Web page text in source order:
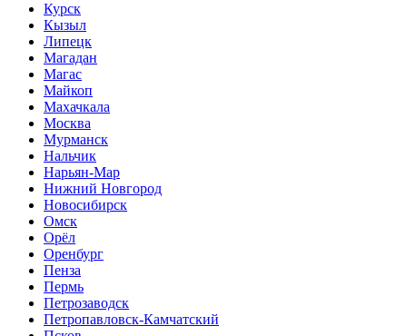
Курск
Кызыл
Липецк
Магадан
Магас
Майкоп
Махачкала
Москва
Мурманск
Нальчик
Нарьян-Мар
Нижний Новгород
Новосибирск
Омск
Орёл
Оренбург
Пенза
Пермь
Петрозаводск
Петропавловск-Камчатский